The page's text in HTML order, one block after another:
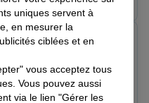
Je recommande
très sympathique….rien à
uniques servent à
en mesurer la
ciblées et en
vous acceptez tous
Vous pouvez aussi
via le lien "Gérer les